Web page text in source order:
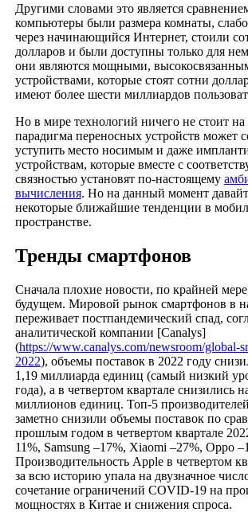
Другими словами это является
компьютеры были размера комнаты,
через начинающийся Интернет, стоили
долларов и были доступны только для
они являются мощными,
устройствами, которые стоят сотни
имеют более шести миллиардов
Но в мире технологий ничего не стоит
парадигма переносных устройств может
уступить место носимым и даже
устройствам, которые вместе с
связностью установят по-настоящему
вычисления. Но на данный момент
некоторые ближайшие тенденции в
пространстве.
Тренды смартфонов
Сначала плохие новости, по крайней
будущем. Мировой рынок смартфонов в
переживает постпандемический спад,
аналитической компании [Canalys]
(https://www.canalys.com/newsroom/global-
2022), объемы поставок в 2022 году
1,19 миллиарда единиц (самый низкий
года), а в четвертом квартале снизились
миллионов единиц. Топ-5
заметно снизили объемы поставок по
прошлым годом в четвертом квартале
11%, Samsung –17%, Xiaomi –27%, Oppo
Производительность Apple в четвертом
за всю историю упала на двузначное
сочетание ограничений COVID-19 на
мощностях в Китае и снижения спроса.